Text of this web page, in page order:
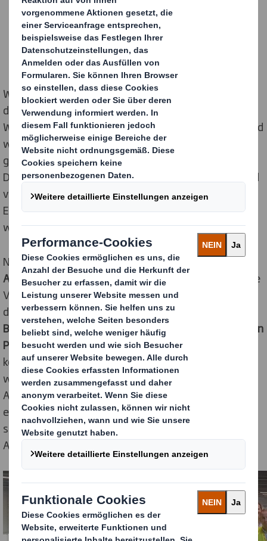
Wie können Online-Händler Prozesse optimieren und
dadurch Kosten sparen? Wie bei ihren Kunden einen
Wow-Effekt im Moment des Auspackens auslösen? Und
wie können sie sicher sein, dass ihr Produkt optimal
geschützt ist, egal auf welchem Weg und über welche
Distanz es in der Verpackung unterwegs ist? Diese und
viele weitere Fragen beantworteten die DS Smith-
Experten sowie externe Referenten den Teilnehmern
während des Workshops.
Nach einem ersten Vortrag über dievielfältigen
Anforderungen, die im E-Commerce Supply Cycle an die
Versandverpackungen gestellt werden, folgte schon
das erste Highlight der Veranstaltung: Bei einer
Besichtigung des bundesweit größten und modernsten
Paketzentrums der Deutschen Post in Obertshausen
konnten die Teilnehmer einen Blick hinter die Kulissen
werfen. Dabei konnten sie live erleben, wie diese
Anforderungen in der Realität aussehen und welchen
enormen Belastungen die Verpackungen ausgesetzt
sind. Für die Teilnehmer war dies ein echter
Augenöffner.